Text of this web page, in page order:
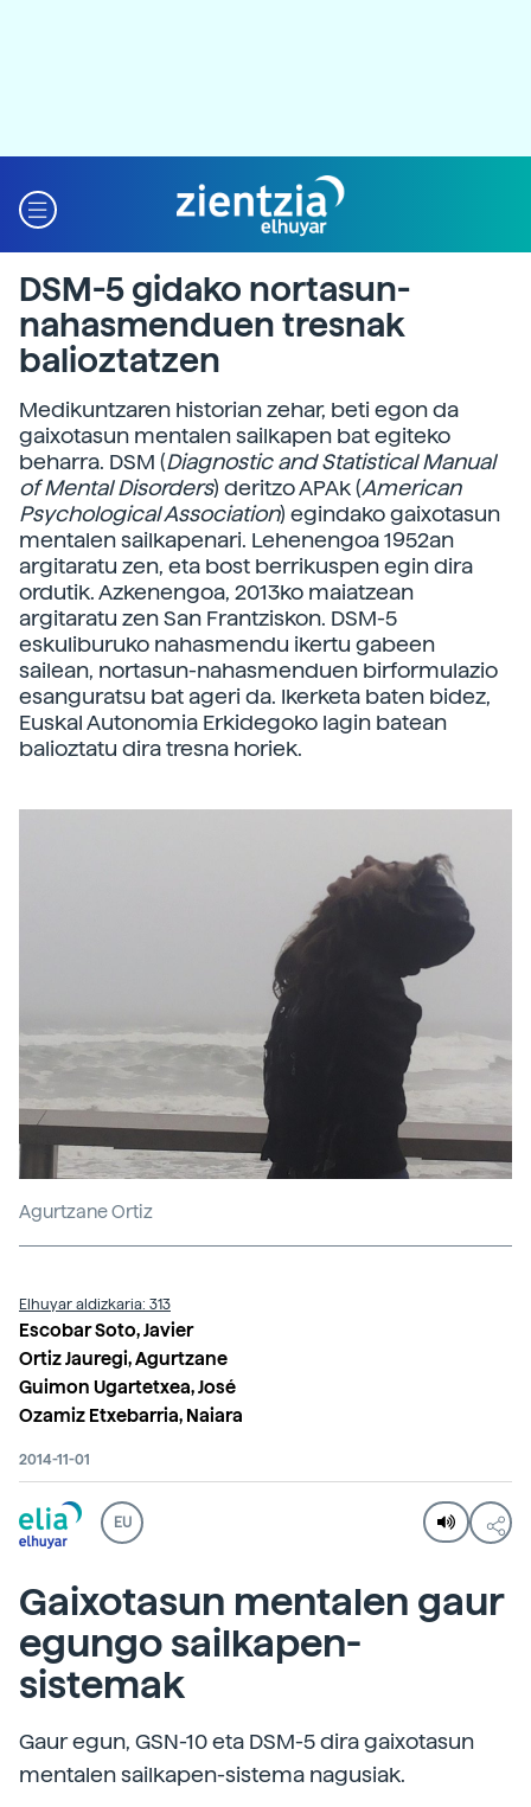
DSM-5 gidako nortasun-
nahasmenduen tresnak
balioztatzen
Medikuntzaren historian zehar, beti egon da
gaixotasun mentalen sailkapen bat egiteko
beharra. DSM (Diagnostic and Statistical Manual
of Mental Disorders) deritzo APAk (American
Psychological Association) egindako gaixotasun
mentalen sailkapenari. Lehenengoa 1952an
argitaratu zen, eta bost berrikuspen egin dira
ordutik. Azkenengoa, 2013ko maiatzean
argitaratu zen San Frantziskon. DSM-5
eskuliburuko nahasmendu ikertu gabeen
sailean, nortasun-nahasmenduen birformulazio
esanguratsu bat ageri da. Ikerketa baten bidez,
Euskal Autonomia Erkidegoko lagin batean
balioztatu dira tresna horiek.
Agurtzane Ortiz
Elhuyar aldizkaria: 313
Escobar Soto, Javier
Ortiz Jauregi, Agurtzane
Guimon Ugartetxea, José
Ozamiz Etxebarria, Naiara
2014-11-01
EU
Gaixotasun mentalen gaur
egungo sailkapen-
sistemak
Gaur egun, GSN-10 eta DSM-5 dira gaixotasun
mentalen sailkapen-sistema nagusiak.